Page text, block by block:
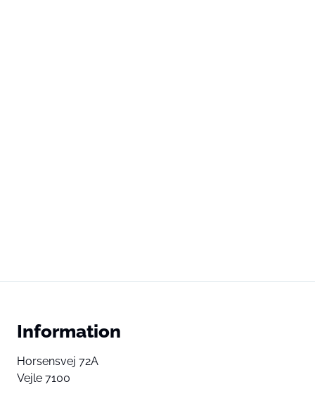
Information
Horsensvej 72A
Vejle 7100